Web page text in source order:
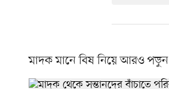
মাদক মানে বিষ নিয়ে আরও পড়ুন